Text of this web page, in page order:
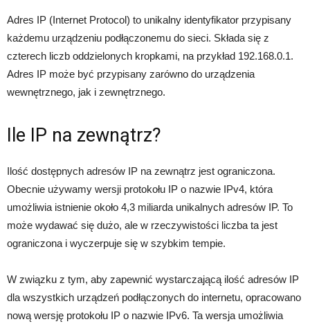
Adres IP (Internet Protocol) to unikalny identyfikator przypisany
każdemu urządzeniu podłączonemu do sieci. Składa się z
czterech liczb oddzielonych kropkami, na przykład 192.168.0.1.
Adres IP może być przypisany zarówno do urządzenia
wewnętrznego, jak i zewnętrznego.
Ile IP na zewnątrz?
Ilość dostępnych adresów IP na zewnątrz jest ograniczona.
Obecnie używamy wersji protokołu IP o nazwie IPv4, która
umożliwia istnienie około 4,3 miliarda unikalnych adresów IP. To
może wydawać się dużo, ale w rzeczywistości liczba ta jest
ograniczona i wyczerpuje się w szybkim tempie.
W związku z tym, aby zapewnić wystarczającą ilość adresów IP
dla wszystkich urządzeń podłączonych do internetu, opracowano
nową wersję protokołu IP o nazwie IPv6. Ta wersja umożliwia